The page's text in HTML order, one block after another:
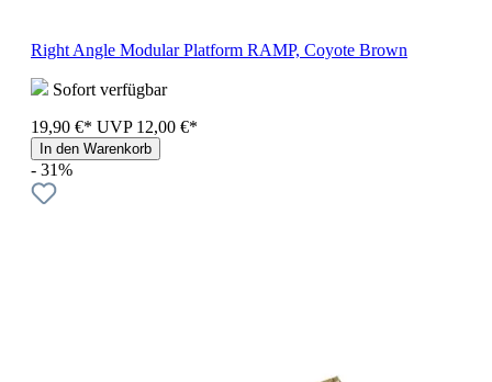
Right Angle Modular Platform RAMP, Coyote Brown
Sofort verfügbar
19,90 €* UVP 12,00 €*
In den Warenkorb
- 31%